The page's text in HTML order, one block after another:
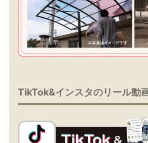
TikTok&インスタのリール動